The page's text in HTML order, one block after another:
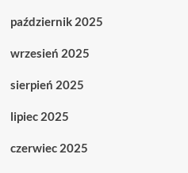
październik 2025
wrzesień 2025
sierpień 2025
lipiec 2025
czerwiec 2025